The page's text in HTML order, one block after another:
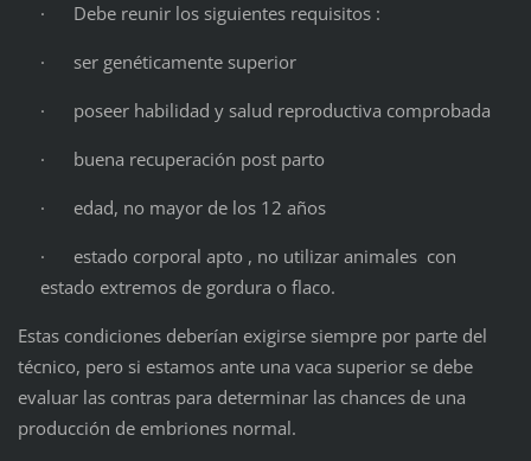
· Debe reunir los siguientes requisitos :
· ser genéticamente superior
· poseer habilidad y salud reproductiva comprobada
· buena recuperación post parto
· edad, no mayor de los 12 años
· estado corporal apto , no utilizar animales con
estado extremos de gordura o flaco.
Estas condiciones deberían exigirse siempre por parte del
técnico, pero si estamos ante una vaca superior se debe
evaluar las contras para determinar las chances de una
producción de embriones normal.